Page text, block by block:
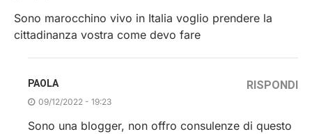
Sono marocchino vivo in Italia voglio prendere la
cittadinanza vostra come devo fare
PAOLA
09/12/2022 - 19:23
Sono una blogger, non offro consulenze di questo
RISPONDI